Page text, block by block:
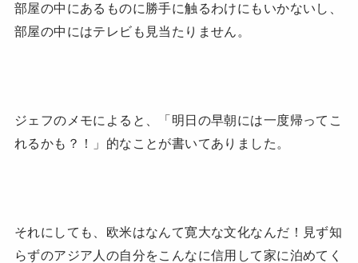
部屋の中にあるものに勝手に触るわけにもいかないし、
部屋の中にはテレビも見当たりません。
ジェフのメモによると、「明日の早朝には一度帰ってこ
れるかも？！」的なことが書いてありました。
それにしても、欧米はなんて寛大な文化なんだ！見ず知
らずのアジア人の自分をこんなに信用して家に泊めてく